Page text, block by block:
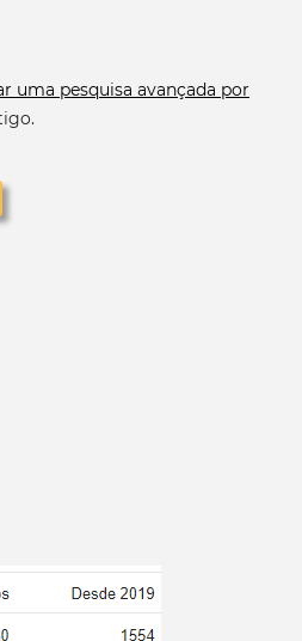
uma pesquisa avançada por